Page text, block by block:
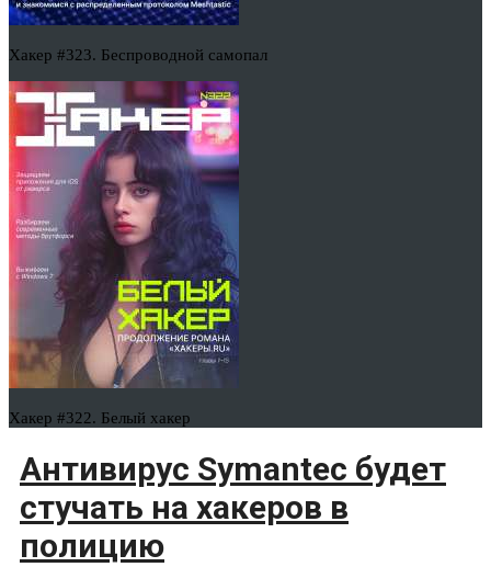
Хакер #323. Беспроводной самопал
Хакер #322. Белый хакер
Антивирус Symantec будет
стучать на хакеров в
полицию